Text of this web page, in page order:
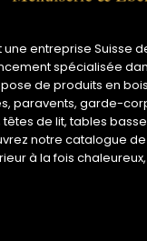
entreprise Suisse
spécialisée
de produits en
paravents, garde-
de lit, tables
notre catalogue
à la fois